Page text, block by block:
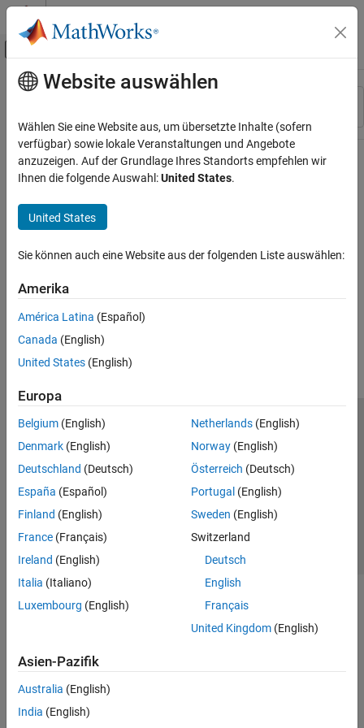
Weiter zum Inhalt
Umschaltung für Off-Canvas-
Ressource
Hauptinhalt
Website auswählen
Wählen Sie eine Website aus, um übersetzte Inhalte (sofern
verfügbar) sowie lokale Veranstaltungen und Angebote
anzuzeigen. Auf der Grundlage Ihres Standorts empfehlen wir
Ihnen die folgende Auswahl:United States.
United States
Sie können auch eine Website aus der folgenden Liste auswählen:
Amerika
América Latina (Español)
Canada (English)
United States (English)
Europa
Belgium (English)
Denmark (English)
Deutschland (Deutsch)
España (Español)
Finland (English)
France (Français)
Ireland (English)
Italia (Italiano)
Luxembourg (English)
Netherlands(English)
Norway(English)
Österreich (Deutsch)
Portugal (English)
Sweden (English)
Switzerland
Deutsch
English
Français
United Kingdom(English)
Asien-Pazifik
Australia (English)
India (English)
Trust Center
Datenschutz-Richtlinien
Datendiebstahl verhindern
Status von Anwendungen
© 1994-2026 The MathWorks, Inc.
Website auswählen
Deutschland